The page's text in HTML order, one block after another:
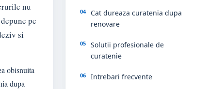
nu
pe
si
obisnuita
dupa
Cat dureaza curatenia dupa
renovare
Solutii profesionale de
curatenie
Intrebari frecvente